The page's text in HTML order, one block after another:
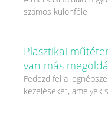
számos különféle
Plasztikai
van más
Fedezd fel a
kezeléseket, amelyek